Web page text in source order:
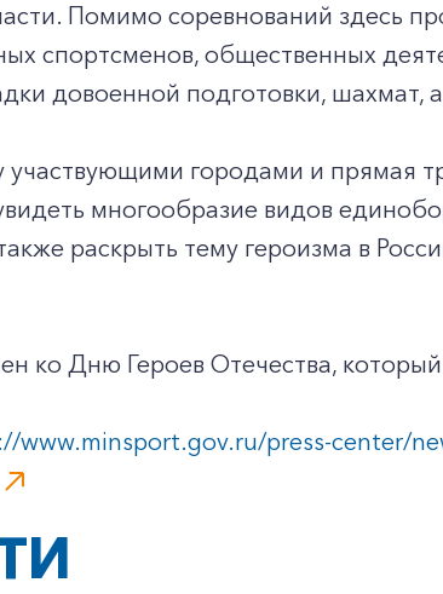
Помимо соревнований здесь
спортсменов, общественных
довоенной подготовки, шахмат,
городами и прямая
многообразие видов
раскрыть тему героизма в
ко Дню Героев Отечества,
www.minsport.gov.ru/press-center/